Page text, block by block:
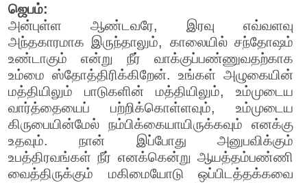
ஜெபம்:
அன்புள்ள ஆண்டவரே, இரவு எவ்வளவு
அந்தகாரமாக இருந்தாலும், காலையில் சந்தோஷம்
உண்டாகும் என்று நீர் வாக்குப்பண்ணுவதற்காக
உம்மை ஸ்தோத்திரிக்கிறேன். உங்கள் அழுகையின்
மத்தியிலும் பாடுகளின் மத்தியிலும், உம்முடைய
வார்த்தையைப் பற்றிக்கொள்ளவும், உம்முடைய
கிருபையின்மேல் நம்பிக்கையாயிருக்கவும் எனக்கு
உதவும். நான் இப்போது அனுபவிக்கும்
உபத்திரவங்கள் நீர் எனக்கென்று ஆயத்தம்பண்ணி
வைத்திருக்கும் மகிமையோடு ஒப்பிடத்தக்கவை